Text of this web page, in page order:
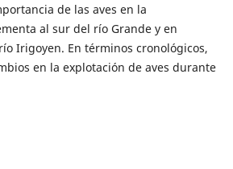
de las aves en la
al sur del río Grande y en
Irigoyen. En términos cronológicos,
en la explotación de aves durante